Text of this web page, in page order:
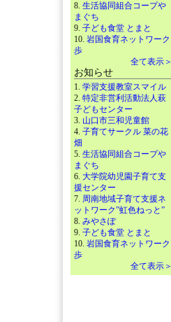
8. 生活協同組合コープや
まぐち
9. 子ども食堂 とまと
10. 岩国食育ネットワーク
歩
全て表示＞
お知らせ
1. 学習支援教室スマイル
2. 特定非営利活動法人萩
子どもセンター
3. 山口市三和児童館
4. 子育てサークル 菜の花
畑
5. 生活協同組合コープや
まぐち
6. 大学院幼児園子育て支
援センター
7. 周南地域子育て支援ネ
ットワーク”虹色ねっと”
8. みやさぽ
9. 子ども食堂 とまと
10. 岩国食育ネットワーク
歩
全て表示＞